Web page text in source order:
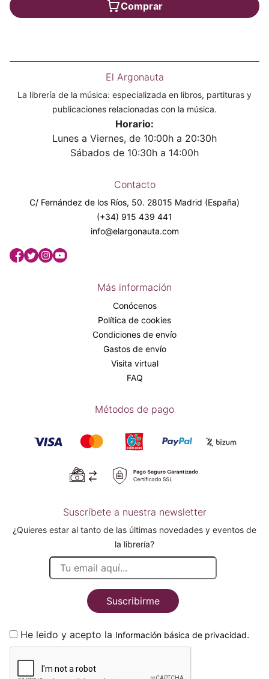
Comprar
El Argonauta
La librería de la música: especializada en libros, partituras y
publicaciones relacionadas con la música.
Horario:
Lunes a Viernes, de 10:00h a 20:30h
Sábados de 10:30h a 14:00h
Contacto
C/ Fernández de los Ríos, 50. 28015 Madrid (España)
(+34) 915 439 441
info@elargonauta.com
Más información
Conócenos
Política de cookies
Condiciones de envío
Gastos de envío
Visita virtual
FAQ
Métodos de pago
Suscríbete a nuestra newsletter
¿Quieres estar al tanto de las últimas novedades y eventos de
la librería?
Suscribirme
He leido y acepto la Información básica de privacidad.